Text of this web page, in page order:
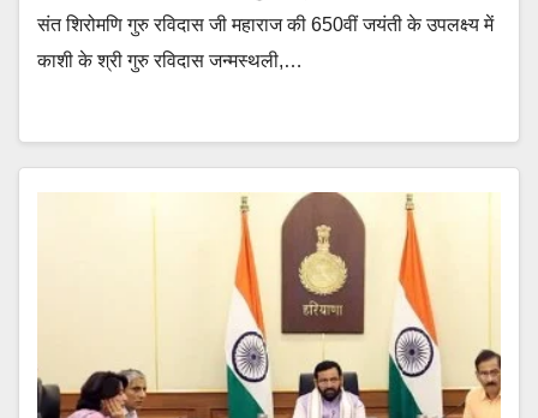
संत शिरोमणि गुरु रविदास जी महाराज की 650वीं जयंती के उपलक्ष्य में
काशी के श्री गुरु रविदास जन्मस्थली,…